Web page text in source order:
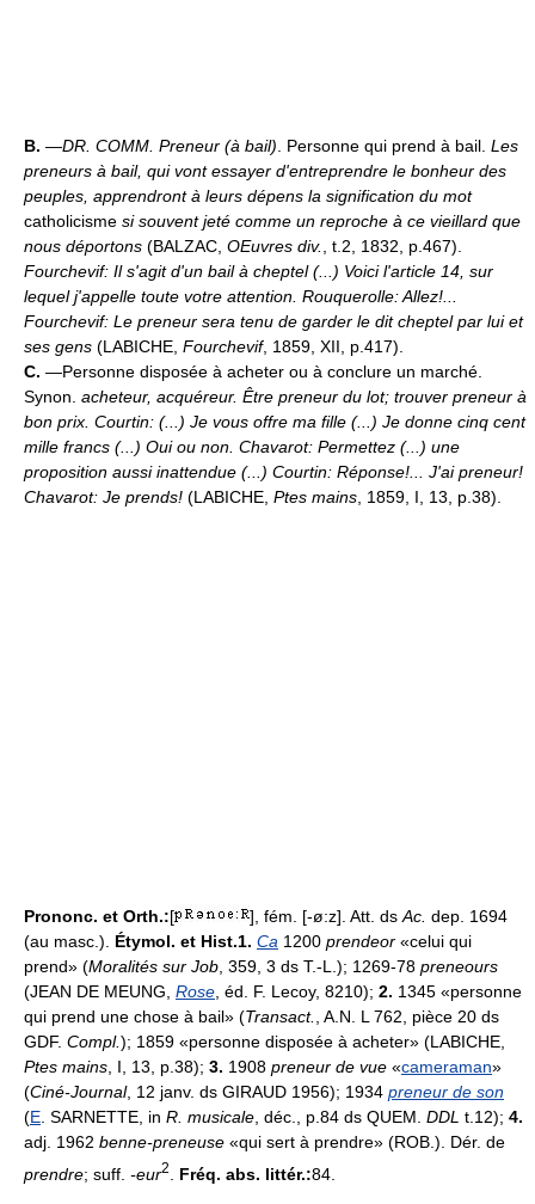
B. —DR. COMM. Preneur (à bail) . Personne qui prend à bail. Les
preneurs à bail, qui vont essayer d'entreprendre le bonheur des
peuples, apprendront à leurs dépens la signification du mot
catholicisme si souvent jeté comme un reproche à ce vieillard que
nous déportons (BALZAC, OEuvres div.
, t.2, 1832, p.467).
Fourchevif: Il s'agit d'un bail à cheptel (...) Voici l'article 14, sur
lequel j'appelle toute votre attention. Rouquerolle: Allez!...
Fourchevif: Le preneur sera tenu de garder le dit cheptel par lui et
ses gens (LABICHE, Fourchevif, 1859, XII, p.417).
C. —Personne disposée à acheter ou à conclure un marché.
Synon. acheteur, acquéreur. Être preneur du lot; trouver preneur à
bon prix. Courtin: (...) Je vous offre ma fille (...) Je donne cinq cent
mille francs (...) Oui ou non. Chavarot: Permettez (...) une
proposition aussi inattendue (...) Courtin: Réponse!... J'ai preneur!
Chavarot: Je prends! (LABICHE, Ptes mains , 1859, I, 13, p.38).
Prononc. et Orth.:[ ], fém. [-ø:z]. Att. ds Ac. dep. 1694
(au masc.). Étymol. et Hist.1. Ca 1200 prendeor «celui qui
prend» (Moralités sur Job , 359, 3 ds T.-L.); 1269-78 preneours
(JEAN DE MEUNG, Rose , éd. F. Lecoy, 8210); 2. 1345 «personne
qui prend une chose à bail» (Transact.
, A.N. L 762, pièce 20 ds
GDF. Compl.); 1859 «personne disposée à acheter» (LABICHE,
Ptes mains , I, 13, p.38); 3. 1908 preneur de vue «cameraman»
(Ciné-Journal, 12 janv. ds GIRAUD 1956); 1934 preneur de son
(E . SARNETTE, in R. musicale , déc., p.84 ds QUEM. DDL t.12); 4.
adj. 1962 benne-preneuse «qui sert à prendre» (ROB.). Dér. de
prendre; suff. -eur2 Fréq. abs. littér.:84.